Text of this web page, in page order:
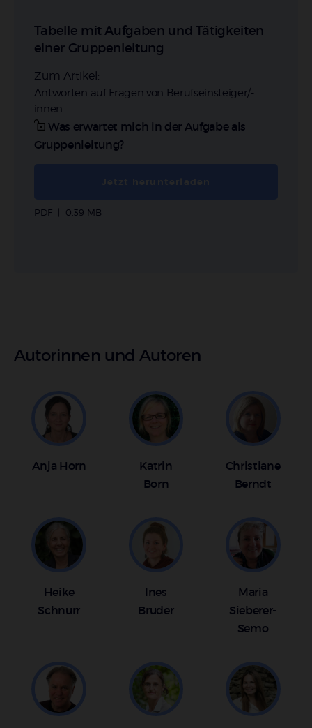
Tabelle mit Aufgaben und Tätigkeiten
einer Gruppenleitung
Zum Artikel:
Antworten auf Fragen von Berufseinsteiger/-
innen
:
Was erwartet mich in der Aufgabe als
Gruppenleitung?
PDF 0,39 MB
Autorinnen und Autoren
Anja Horn
Katrin
Born
Christiane
Berndt
Heike
Schnurr
Ines
Bruder
Maria
Sieberer-
Semo